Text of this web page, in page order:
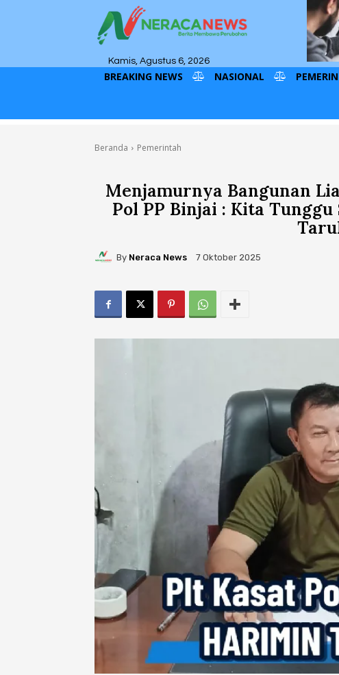
Kamis, Agustus 6, 2026
BREAKING NEWS NASIONAL
Beranda Pemerintah
Menjamurnya Bangunan
Pol PP Binjai : Kita
By Neraca News 7 Oktober 2025